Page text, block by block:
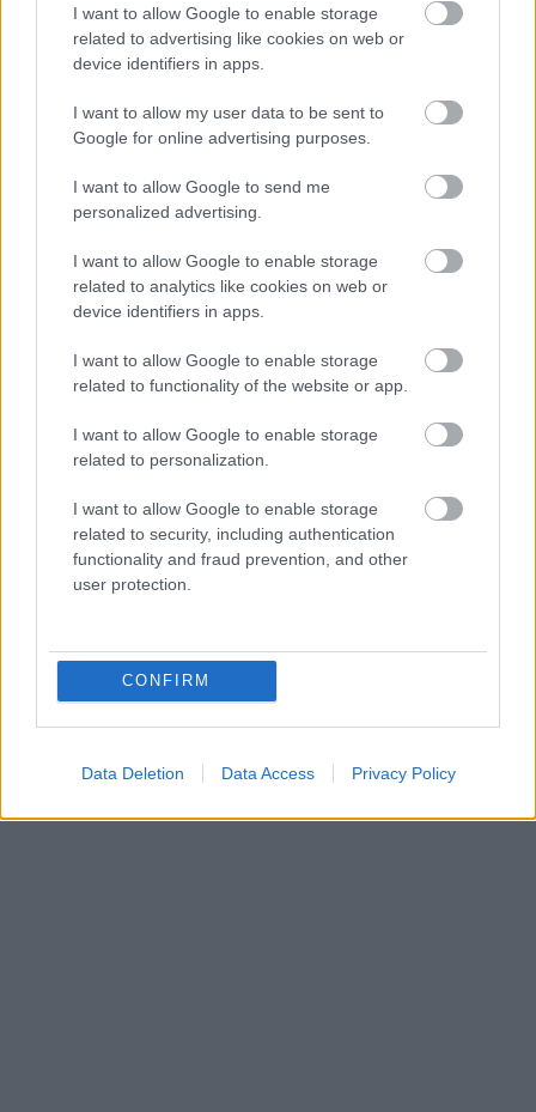
I want to allow Google to enable storage
related to advertising like cookies on web or
device identifiers in apps.
I want to allow my user data to be sent to
Google for online advertising purposes.
I want to allow Google to send me
personalized advertising.
I want to allow Google to enable storage
related to analytics like cookies on web or
device identifiers in apps.
I want to allow Google to enable storage
related to functionality of the website or app.
I want to allow Google to enable storage
related to personalization.
I want to allow Google to enable storage
related to security, including authentication
functionality and fraud prevention, and other
user protection.
CONFIRM
Data Deletion Data Access Privacy Policy
Δείτε ακόμη